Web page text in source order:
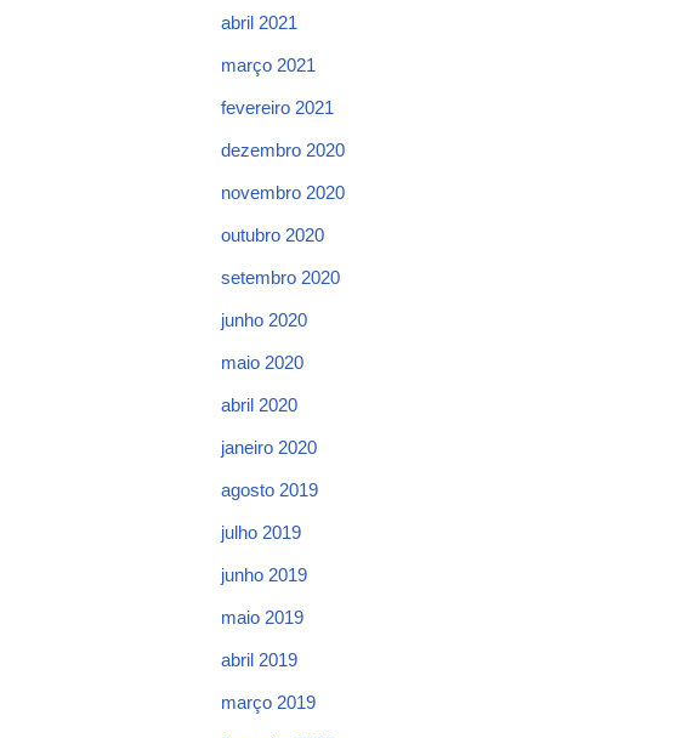
abril 2021
março 2021
fevereiro 2021
dezembro 2020
novembro 2020
outubro 2020
setembro 2020
junho 2020
maio 2020
abril 2020
janeiro 2020
agosto 2019
julho 2019
junho 2019
maio 2019
abril 2019
março 2019